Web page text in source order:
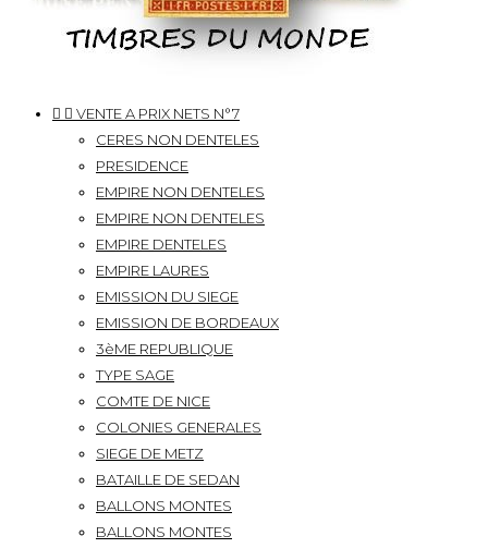
  VENTE A PRIX NETS N°7
CERES NON DENTELES
PRESIDENCE
EMPIRE NON DENTELES
EMPIRE NON DENTELES
EMPIRE DENTELES
EMPIRE LAURES
EMISSION DU SIEGE
EMISSION DE BORDEAUX
3èME REPUBLIQUE
TYPE SAGE
COMTE DE NICE
COLONIES GENERALES
SIEGE DE METZ
BATAILLE DE SEDAN
BALLONS MONTES
BALLONS MONTES